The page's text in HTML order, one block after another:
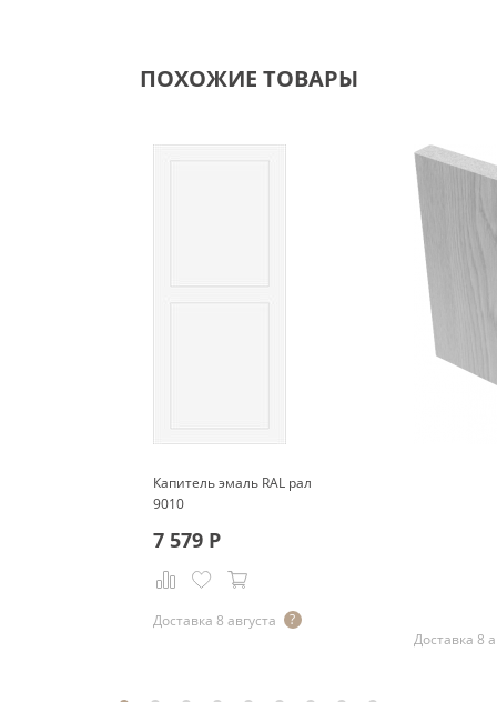
ПОХОЖИЕ ТОВАРЫ
Капитель эмаль RAL рал
9010
7 579Р
Доставка 8 августа
Доставка 8